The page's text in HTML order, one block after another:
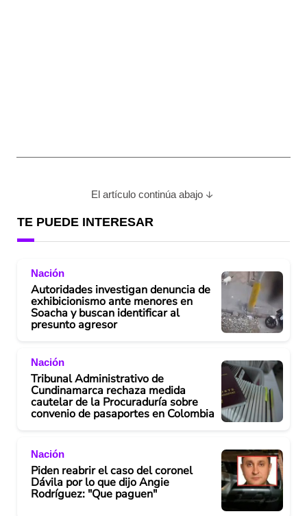
El artículo continúa abajo
TE PUEDE INTERESAR
Nación
Autoridades investigan denuncia de
exhibicionismo ante menores en
Soacha y buscan identificar al
presunto agresor
Nación
Tribunal Administrativo de
Cundinamarca rechaza medida
cautelar de la Procuraduría sobre
convenio de pasaportes en Colombia
Nación
Piden reabrir el caso del coronel
Dávila por lo que dijo Angie
Rodríguez: "Que paguen"